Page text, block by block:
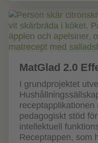
MatGlad 2.0
I grundprojektet
receptapplikationen
pedagogiskt stöd
intellektuell
Receptappen, som